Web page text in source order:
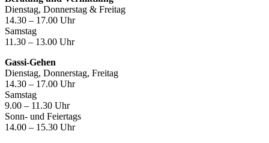
Dienstag, Donnerstag & Freitag
14.30 – 17.00 Uhr
Samstag
11.30 – 13.00 Uhr
Gassi-Gehen
Dienstag, Donnerstag, Freitag
14.30 – 17.00 Uhr
Samstag
9.00 – 11.30 Uhr
Sonn- und Feiertags
14.00 – 15.30 Uhr